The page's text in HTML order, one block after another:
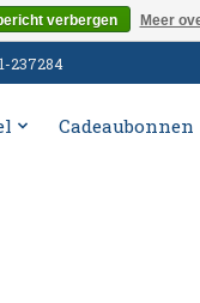
237284
Cadeaubonnen
verbergen Meer